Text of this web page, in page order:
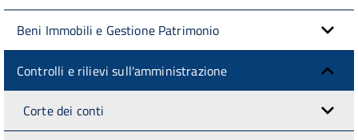
Beni Immobili e Gestione Patrimonio
Controlli e rilievi sull'amministrazione
Corte dei conti